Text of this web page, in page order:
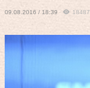
09.08.2016 / 18:39 18487